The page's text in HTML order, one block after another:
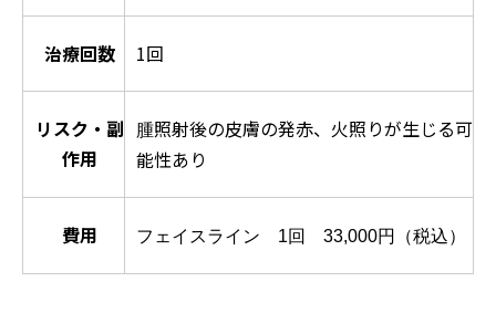
治療回数 1回
リスク・副
作用
腫照射後の皮膚の発赤、火照りが生じる可
能性あり
費用 フェイスライン 1回 33,000円（税込）